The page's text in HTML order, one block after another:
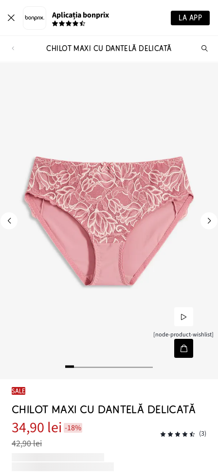
Aplicația bonprix LA APP
CHILOT MAXI CU DANTELĂ DELICATĂ
[node-product-wishlist]
SALE
CHILOT MAXI CU DANTELĂ DELICATĂ
34,90 lei -18%
42,90 lei
(3)